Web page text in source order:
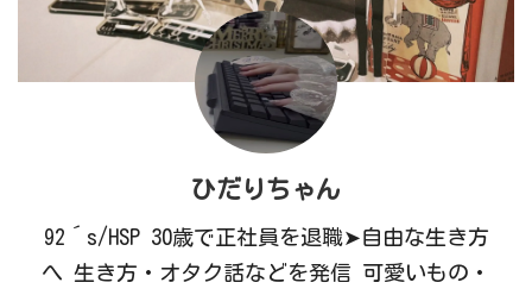
ひだりちゃん
92´s/HSP 30歳で正社員を退職➤自由な生き方
へ 生き方・オタク話などを発信 可愛いもの・